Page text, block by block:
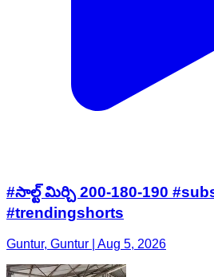
#సాల్ట్ మిర్చి 200-180-190
#trendingshorts
Guntur, Guntur | Aug 5, 2026